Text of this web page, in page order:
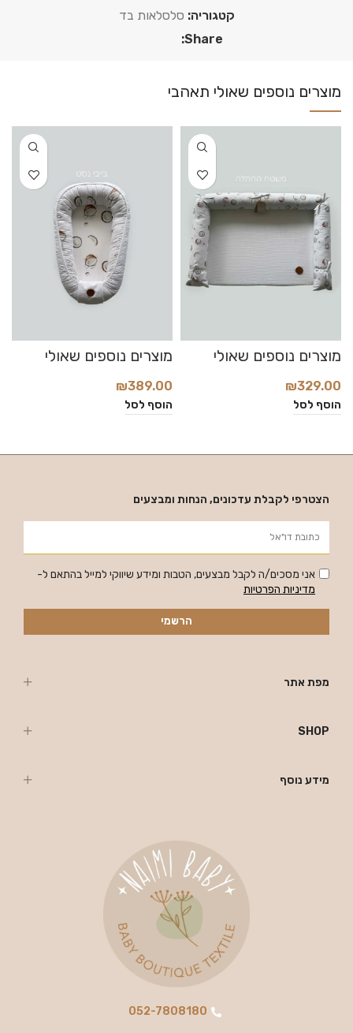
קטגוריה: סלסלאות בד
Share:
₪329.00
הוסף לסל
₪389.00
הוסף לסל
052-7808180
מפת אתר
SHOP
מידע נוסף
הצטרפי לקבלת עדכונים, הנחות ומבצעים
אני מסכים/ה לקבל מבצעים, הטבות ומידע שיווקי למייל בהתאם ל-
מדיניות הפרטיות
הרשמי